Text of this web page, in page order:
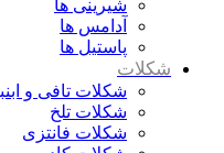
شیرینی ها
آدامس ها
پاستیل ها
شکلات
شکلات تافی و
شکلات تلخ
شکلات فانتزی